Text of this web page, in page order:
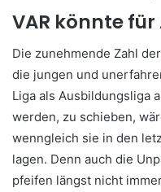
VAR könnte
Die zunehmende Zahl
die jungen und
Liga als Ausbildungsliga
werden, zu schieben,
wenngleich sie in den
lagen. Denn auch die
pfeifen längst nicht